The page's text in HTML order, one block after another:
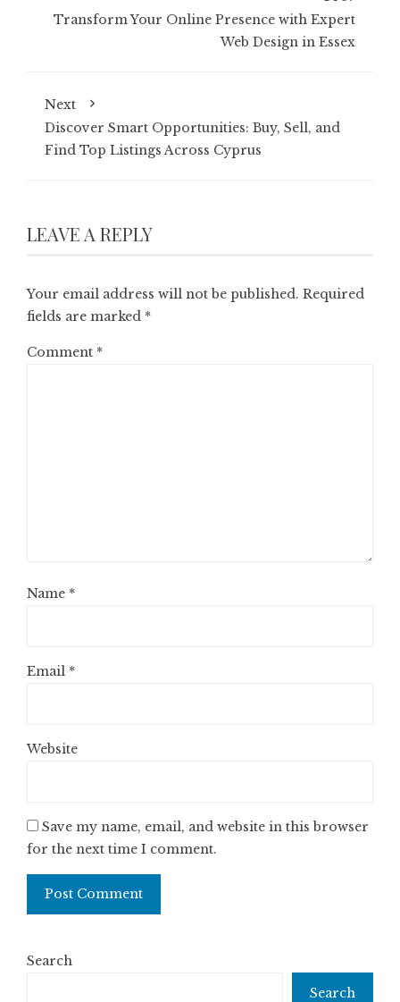
Transform Your Online Presence with Expert
Web Design in Essex
Next
Discover Smart Opportunities: Buy, Sell, and
Find Top Listings Across Cyprus
LEAVE A REPLY
Your email address will not be published. Required
fields are marked *
Comment *
Name *
Email *
Website
Save my name, email, and website in this browser
for the next time I comment.
Search
Search